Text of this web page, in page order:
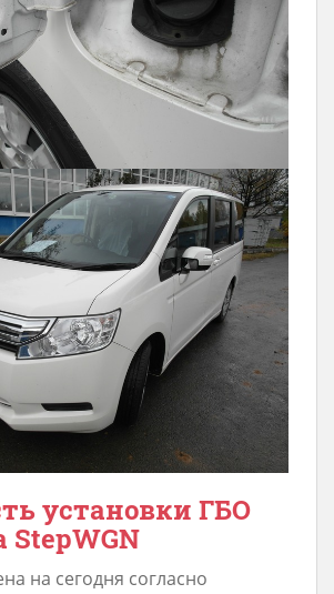
установки ГБО
StepWGN
на сегодня согласно